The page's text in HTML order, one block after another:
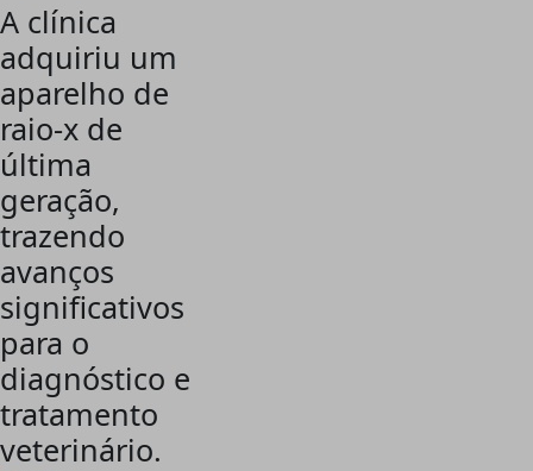
A clínica
adquiriu um
aparelho de
raio-x de
última
geração,
trazendo
avanços
significativos
para o
diagnóstico e
tratamento
veterinário.